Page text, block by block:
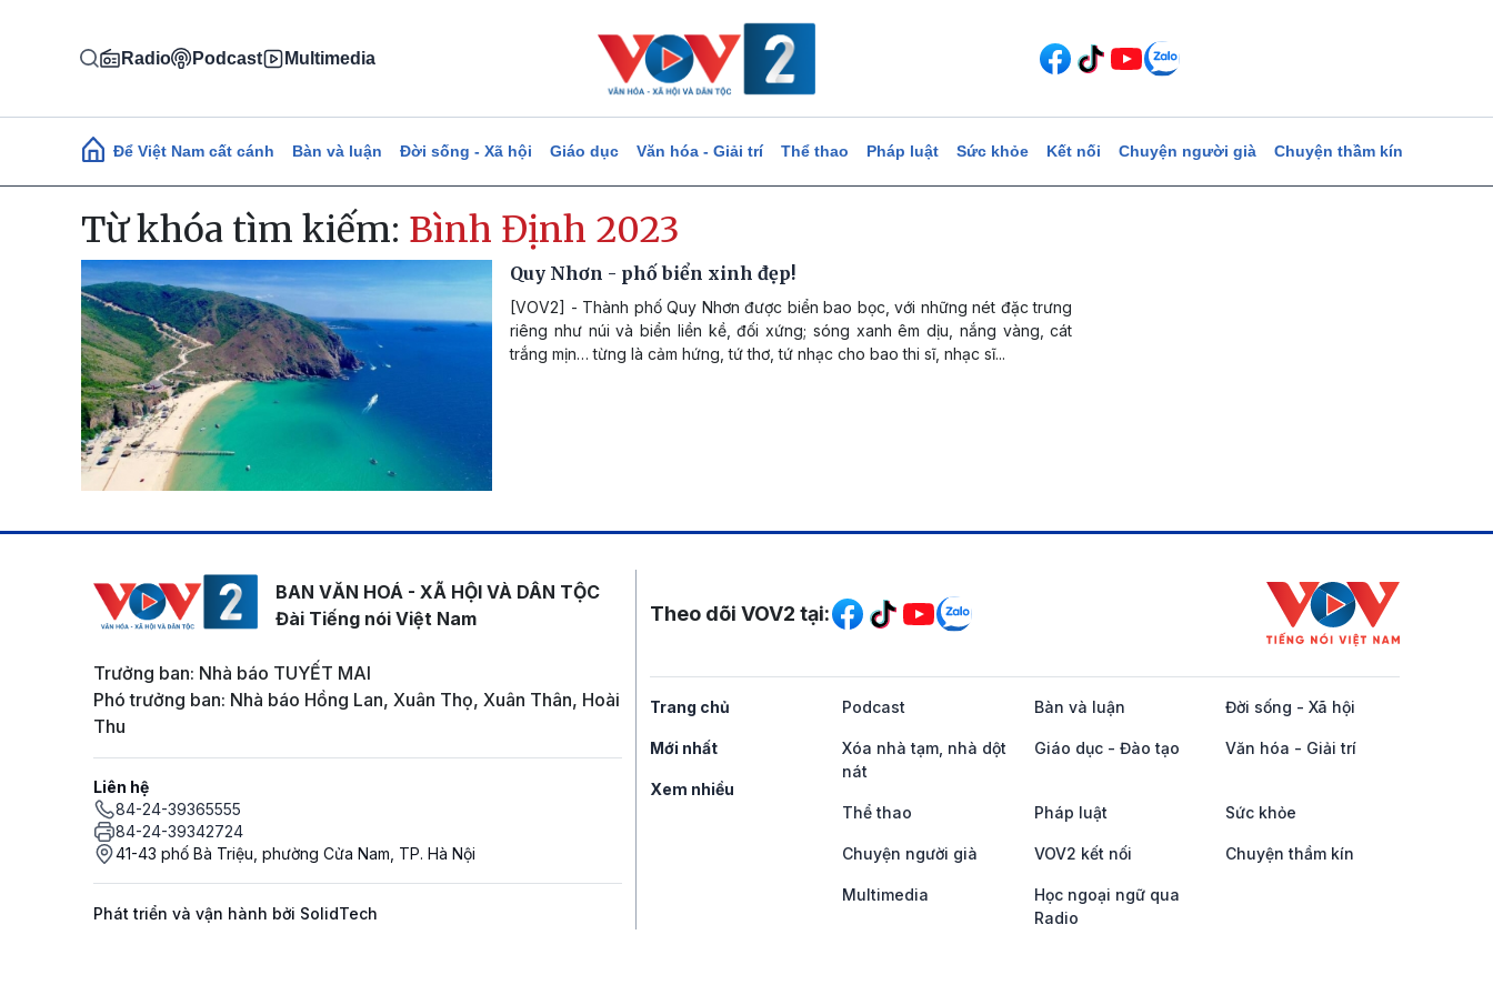
Radio Podcast Multimedia
Main navigation
Để Việt Nam cất cánh Bàn và luận Đời sống - Xã hội Giáo dục Văn hóa - Giải trí Thể thao Pháp luật Sức khỏe Kết nối Chuyện người già Chuyện thầm kín
Từ khóa tìm kiếm: Bình Định 2023
Quy Nhơn - phố biển xinh đẹp!
[VOV2] - Thành phố Quy Nhơn được biển bao bọc, với những nét đặc trưng
riêng như núi và biển liền kề, đối xứng; sóng xanh êm dịu, nắng vàng, cát
trắng mịn… từng là cảm hứng, tứ thơ, tứ nhạc cho bao thi sĩ, nhạc sĩ...
BAN VĂN HOÁ - XÃ HỘI VÀ DÂN TỘC
Đài Tiếng nói Việt Nam
Trưởng ban: Nhà báo TUYẾT MAI
Phó trưởng ban: Nhà báo Hồng Lan, Xuân Thọ, Xuân Thân, Hoài
Thu
Liên hệ
84-24-39365555
84-24-39342724
41-43 phố Bà Triệu, phường Cửa Nam, TP. Hà Nội
Phát triển và vận hành bởi SolidTech
Mạng xã hội
Theo dõi VOV2 tại:
Trang chủ
Mới nhất
Xem nhiều
Podcast Bàn và luận Đời sống - Xã hội
Xóa nhà tạm, nhà dột
nát
Giáo dục - Đào tạo Văn hóa - Giải trí
Thể thao Pháp luật Sức khỏe
Chuyện người già VOV2 kết nối Chuyện thầm kín
Multimedia
Học ngoại ngữ qua
Radio